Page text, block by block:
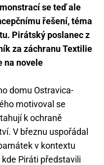
se teď ale
řešení, téma
Pirátský poslanec z
za záchranu Textilie
na novele
domu Ostravica-
motivoval se
k ochraně
V březnu uspořádal
v kontextu
Piráti představili